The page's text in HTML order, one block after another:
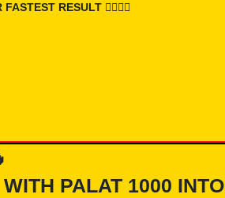
RESULT 👇🏾👇🏾
PALAT 1000 INTO